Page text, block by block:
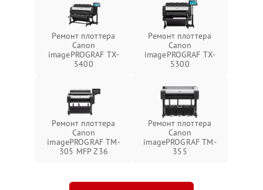
Ремонт плоттера
Canon
imagePROGRAF TX-
5400
Ремонт плоттера
Canon
imagePROGRAF TX-
5300
Ремонт плоттера
Canon
imagePROGRAF TM-
305 MFP Z36
Ремонт плоттера
Canon
imagePROGRAF TM-
355